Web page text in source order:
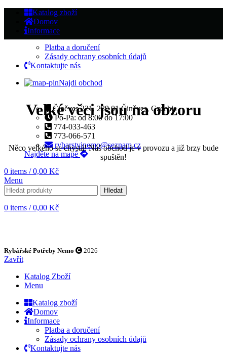
Katalog zboží
Domov
Informace
Platba a doručení
Zásady ochrany osobních údajů
Kontaktujte nás
Najdi obchod
Činěves 221, 289 01 Činěves, Czechia
Po-Pa: od 8:00 do 17:00
774-033-463
773-066-571
rybarstvinemo@seznam.cz
Najděte na mapě
0 items / 0,00 Kč
Menu
Hledat
0 items / 0,00 Kč
Velké věci jsou na obzoru
Něco velkého se chystá! Náš obchod je v provozu a již brzy bude
spuštěn!
Rybářské Potřeby Nemo 2026
Zavřít
Katalog Zboží
Menu
Katalog zboží
Domov
Informace
Platba a doručení
Zásady ochrany osobních údajů
Kontaktujte nás